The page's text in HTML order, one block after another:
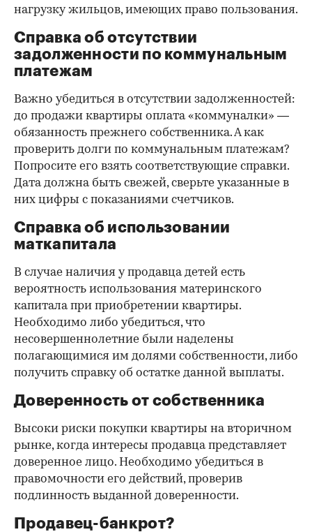
нагрузку жильцов, имеющих право пользования.
Справка об отсутствии
задолженности по коммунальным
платежам
Важно убедиться в отсутствии задолженностей:
до продажи квартиры оплата «коммуналки» —
обязанность прежнего собственника. А как
проверить долги по коммунальным платежам?
Попросите его взять соответствующие справки.
Дата должна быть свежей, сверьте указанные в
них цифры с показаниями счетчиков.
Справка об использовании
маткапитала
В случае наличия у продавца детей есть
вероятность использования материнского
капитала при приобретении квартиры.
Необходимо либо убедиться, что
несовершеннолетние были наделены
полагающимися им долями собственности, либо
получить справку об остатке данной выплаты.
Доверенность от собственника
Высоки риски покупки квартиры на вторичном
рынке, когда интересы продавца представляет
доверенное лицо. Необходимо убедиться в
правомочности его действий, проверив
подлинность выданной доверенности.
Продавец-банкрот?